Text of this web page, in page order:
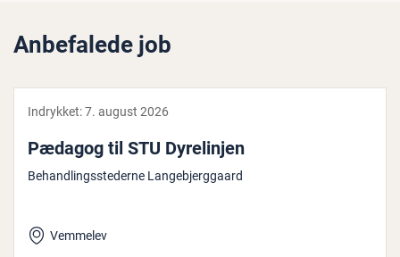
Anbefalede job
Indrykket:7. august 2026
Pædagog til STU Dy­re­linj­en
Behandlingsstederne Langebjerggaard
Vemmelev